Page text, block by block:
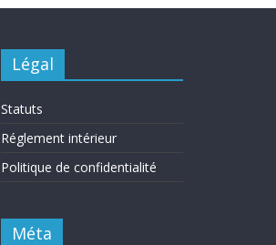
Légal
Statuts
Réglement intérieur
Politique de confidentialité
Méta